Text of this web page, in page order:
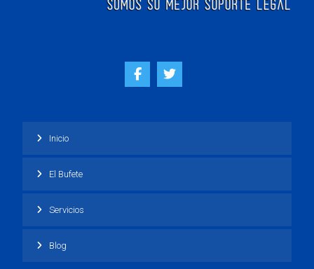
Inicio
El Bufete
Servicios
Blog